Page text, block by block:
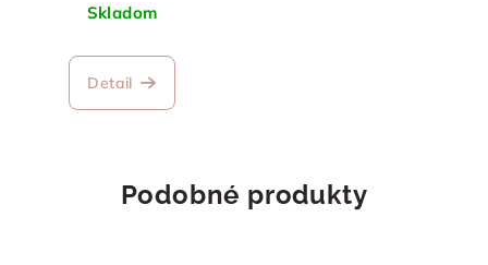
Skladom
Detail
Podobné produkty